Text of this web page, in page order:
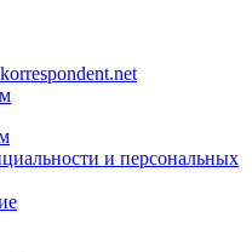
и персональных